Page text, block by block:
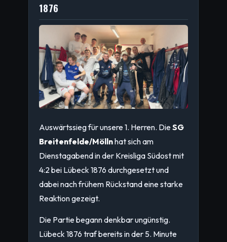
1876
Auswärtssieg für unsere 1. Herren. DieSG
Breitenfelde/Möllnhat sich am
Dienstagabend in der Kreisliga Südost mit
4:2 bei Lübeck 1876 durchgesetzt und
dabei nach frühem Rückstand eine starke
Reaktion gezeigt.
Die Partie begann denkbar ungünstig.
Lübeck 1876 traf bereits in der 5. Minute